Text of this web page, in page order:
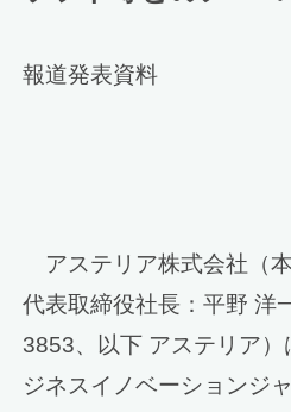
報道発表資料
アステリア株式会社（
代表取締役社長：平野 洋
3853、以下 アステリア
ジネスイノベーションジ